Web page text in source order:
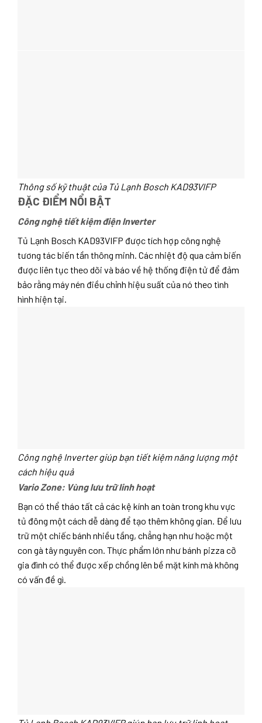
Thông số kỹ thuật của Tủ Lạnh Bosch KAD93VIFP
ĐẶC ĐIỂM NỔI BẬT
Công nghệ tiết kiệm điện Inverter
Tủ Lạnh Bosch KAD93VIFP được tích hợp công nghệ
tương tác biến tần thông minh. Các nhiệt độ qua cảm biến
được liên tục theo dõi và báo về hệ thống điện tử để đảm
bảo rằng máy nén điều chỉnh hiệu suất của nó theo tình
hình hiện tại.
Công nghệ Inverter giúp bạn tiết kiệm năng lượng một
cách hiệu quả
Vario Zone: Vùng lưu trữ linh hoạt
Bạn có thể tháo tất cả các kệ kính an toàn trong khu vực
tủ đông một cách dễ dàng để tạo thêm không gian. Để lưu
trữ một chiếc bánh nhiều tầng, chẳng hạn như hoặc một
con gà tây nguyên con. Thực phẩm lớn như bánh pizza cỡ
gia đình có thể được xếp chồng lên bề mặt kính mà không
có vấn đề gì.